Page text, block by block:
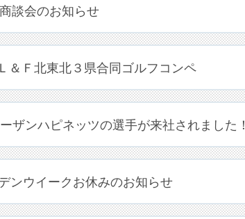
談会のお知らせ
＆Ｆ北東北３県合同ゴルフコンペ
ザンハピネッツの選手が来社されました！
ンウイークお休みのお知らせ